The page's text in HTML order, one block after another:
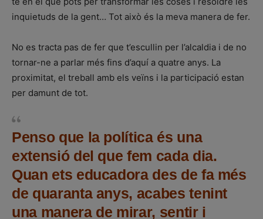
inquietuds de la gent… Tot això és la meva manera de fer.
No es tracta pas de fer que t’escullin per l’alcaldia i de no
tornar-ne a parlar més fins d’aquí a quatre anys. La
proximitat, el treball amb els veïns i la participació estan
per damunt de tot.
Penso que la política és una
extensió del que fem cada dia.
Quan ets educadora des de fa més
de quaranta anys, acabes tenint
una manera de mirar, sentir i